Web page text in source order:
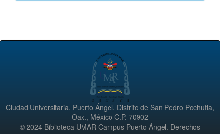
Ciudad Universitaria, Puerto Ángel, Distrito de San Pedro Pochutla,
Oax., México C.P. 70902
© 2024 Biblioteca UMAR Campus Puerto Ángel. Derechos